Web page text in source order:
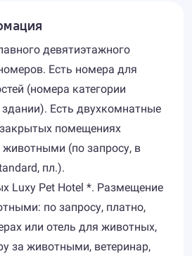
девятиэтажного
Есть номера для
(номера категории
Есть двухкомнатные
помещениях
(по запросу, в
пл.).
Luxy Pet Hotel *. Размещение
по запросу, платно,
или отель для животных,
за животными, ветеринар,